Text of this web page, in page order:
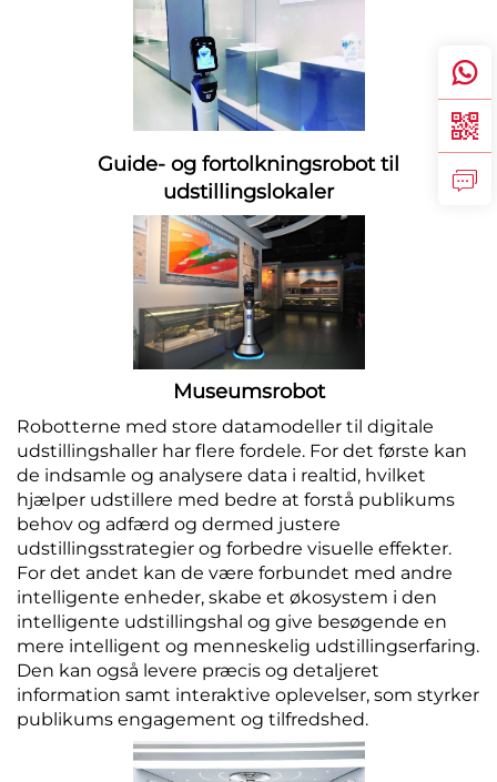
Guide- og fortolkningsrobot til
udstillingslokaler
Museumsrobot
Robotterne med store datamodeller til digitale
udstillingshaller har flere fordele. For det første kan
de indsamle og analysere data i realtid, hvilket
hjælper udstillere med bedre at forstå publikums
behov og adfærd og dermed justere
udstillingsstrategier og forbedre visuelle effekter.
For det andet kan de være forbundet med andre
intelligente enheder, skabe et økosystem i den
intelligente udstillingshal og give besøgende en
mere intelligent og menneskelig udstillingserfaring.
Den kan også levere præcis og detaljeret
information samt interaktive oplevelser, som styrker
publikums engagement og tilfredshed.